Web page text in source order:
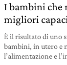
I bambini che
migliori
È il risultato di uno
bambini, in utero e
l’alimentazione e